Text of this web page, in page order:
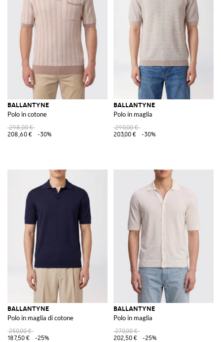
BALLANTYNE
Polo in cotone
298,00 €
208,60 €
-30%
BALLANTYNE
Polo in maglia
290,00 €
203,00 €
-30%
BALLANTYNE
Polo in maglia di cotone
250,00 €
187,50 €
-25%
BALLANTYNE
Polo in maglia
270,00 €
202,50 €
-25%